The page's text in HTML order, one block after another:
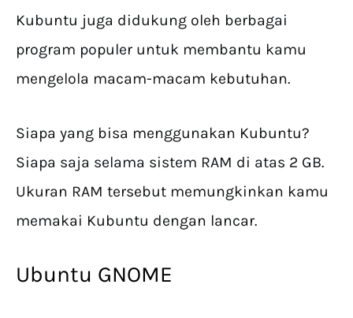
Kubuntu juga didukung oleh berbagai
program populer untuk membantu kamu
mengelola macam-macam kebutuhan.
Siapa yang bisa menggunakan Kubuntu?
Siapa saja selama sistem RAM di atas 2 GB.
Ukuran RAM tersebut memungkinkan kamu
memakai Kubuntu dengan lancar.
Ubuntu GNOME